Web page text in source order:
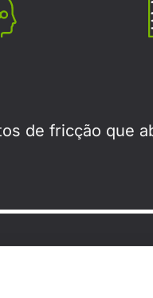
de fricção que
adaptando